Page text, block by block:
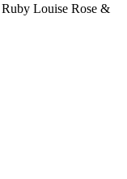
Louise Rose &